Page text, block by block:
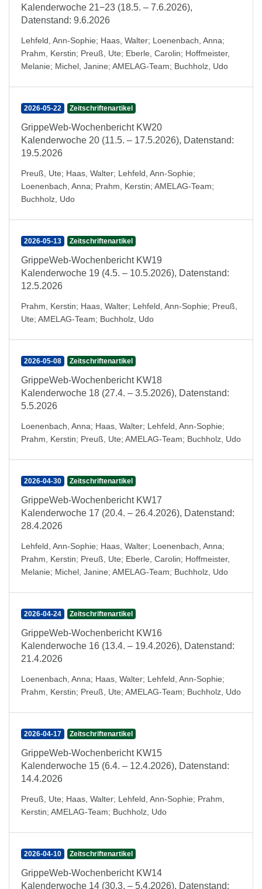
Kalenderwoche 21−23 (18.5. – 7.6.2026),
Datenstand: 9.6.2026
Lehfeld, Ann-Sophie; Haas, Walter; Loenenbach, Anna;
Prahm, Kerstin; Preuß, Ute; Eberle, Carolin; Hoffmeister,
Melanie; Michel, Janine; AMELAG-Team; Buchholz, Udo
2026-05-22 Zeitschriftenartikel
GrippeWeb-Wochenbericht KW20
Kalenderwoche 20 (11.5. – 17.5.2026), Datenstand:
19.5.2026
Preuß, Ute; Haas, Walter; Lehfeld, Ann-Sophie;
Loenenbach, Anna; Prahm, Kerstin; AMELAG-Team;
Buchholz, Udo
2026-05-13 Zeitschriftenartikel
GrippeWeb-Wochenbericht KW19
Kalenderwoche 19 (4.5. – 10.5.2026), Datenstand:
12.5.2026
Prahm, Kerstin; Haas, Walter; Lehfeld, Ann-Sophie; Preuß,
Ute; AMELAG-Team; Buchholz, Udo
2026-05-08 Zeitschriftenartikel
GrippeWeb-Wochenbericht KW18
Kalenderwoche 18 (27.4. – 3.5.2026), Datenstand:
5.5.2026
Loenenbach, Anna; Haas, Walter; Lehfeld, Ann-Sophie;
Prahm, Kerstin; Preuß, Ute; AMELAG-Team; Buchholz, Udo
2026-04-30 Zeitschriftenartikel
GrippeWeb-Wochenbericht KW17
Kalenderwoche 17 (20.4. – 26.4.2026), Datenstand:
28.4.2026
Lehfeld, Ann-Sophie; Haas, Walter; Loenenbach, Anna;
Prahm, Kerstin; Preuß, Ute; Eberle, Carolin; Hoffmeister,
Melanie; Michel, Janine; AMELAG-Team; Buchholz, Udo
2026-04-24 Zeitschriftenartikel
GrippeWeb-Wochenbericht KW16
Kalenderwoche 16 (13.4. – 19.4.2026), Datenstand:
21.4.2026
Loenenbach, Anna; Haas, Walter; Lehfeld, Ann-Sophie;
Prahm, Kerstin; Preuß, Ute; AMELAG-Team; Buchholz, Udo
2026-04-17 Zeitschriftenartikel
GrippeWeb-Wochenbericht KW15
Kalenderwoche 15 (6.4. – 12.4.2026), Datenstand:
14.4.2026
Preuß, Ute; Haas, Walter; Lehfeld, Ann-Sophie; Prahm,
Kerstin; AMELAG-Team; Buchholz, Udo
2026-04-10 Zeitschriftenartikel
GrippeWeb-Wochenbericht KW14
Kalenderwoche 14 (30.3. – 5.4.2026), Datenstand: